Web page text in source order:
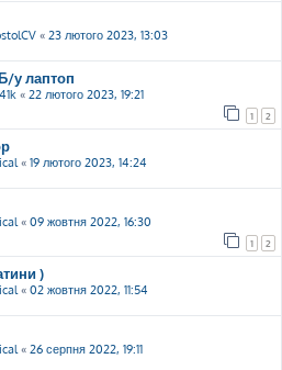
« 23 лютого 2023, 13:03
у лаптоп
« 22 лютого 2023, 19:21
1 2
« 19 лютого 2023, 14:24
« 09 жовтня 2022, 16:30
1 2
)
« 02 жовтня 2022, 11:54
« 26 серпня 2022, 19:11